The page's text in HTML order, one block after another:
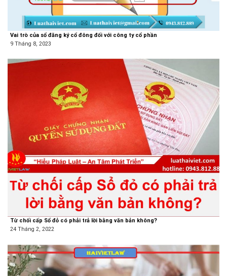
Vai trò của sổ đăng ký cổ đông đối với công ty cổ phần
9 Tháng 8, 2023
Từ chối cấp Sổ đỏ có phải trả lời bằng văn bản không?
24 Tháng 2, 2022